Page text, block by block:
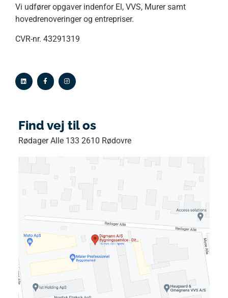
Vi udfører opgaver indenfor El, VVS, Murer samt
hovedrenoveringer og entrepriser.
CVR-nr. 43291319
Find vej til os
Rødager Alle 133 2610 Rødovre